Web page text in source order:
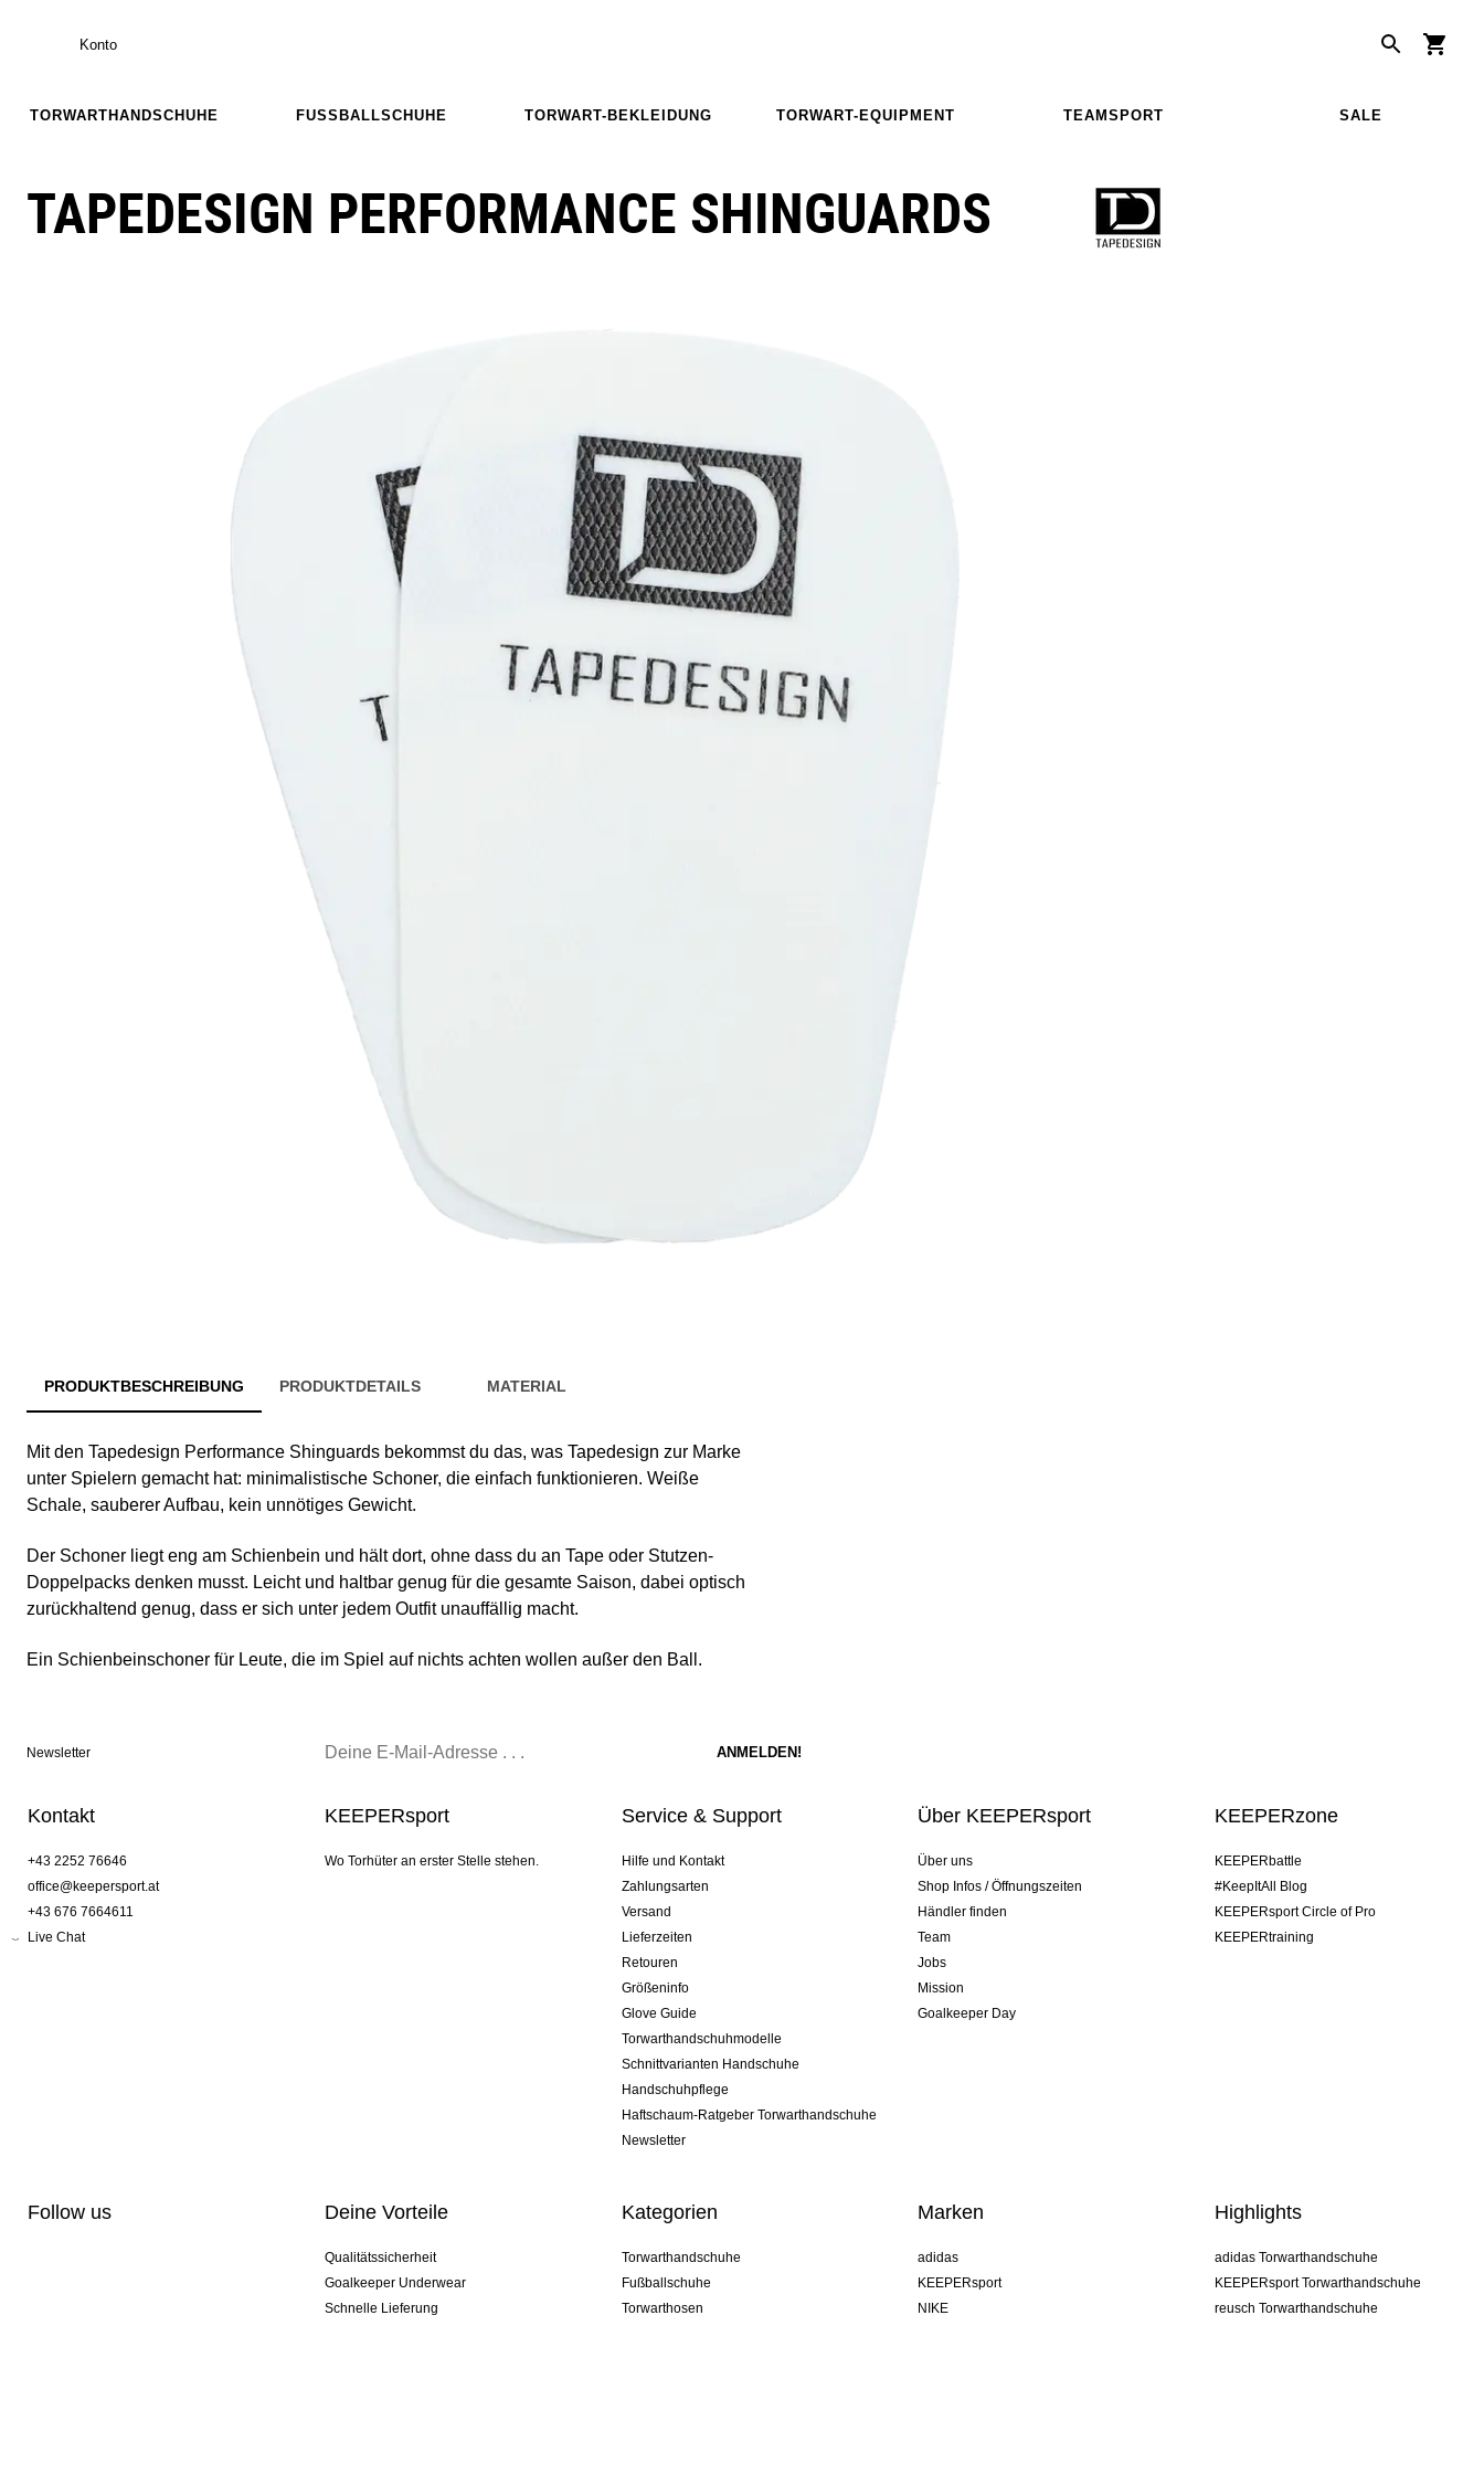
Konto
TORWARTHANDSCHUHE FUSSBALLSCHUHE TORWART-BEKLEIDUNG TORWART-EQUIPMENT TEAMSPORT SALE
TAPEDESIGN PERFORMANCE SHINGUARDS
PRODUKTBESCHREIBUNG PRODUKTDETAILS MATERIAL
Mit den Tapedesign Performance Shinguards bekommst du das, was Tapedesign zur Marke
unter Spielern gemacht hat: minimalistische Schoner, die einfach funktionieren. Weiße
Schale, sauberer Aufbau, kein unnötiges Gewicht.
Der Schoner liegt eng am Schienbein und hält dort, ohne dass du an Tape oder Stutzen-
Doppelpacks denken musst. Leicht und haltbar genug für die gesamte Saison, dabei optisch
zurückhaltend genug, dass er sich unter jedem Outfit unauffällig macht.
Ein Schienbeinschoner für Leute, die im Spiel auf nichts achten wollen außer den Ball.
Newsletter
Kontakt
+43 2252 76646
office@keepersport.at
+43 676 7664611
Live Chat
KEEPERsport
Wo Torhüter an erster Stelle stehen.
Service & Support
Hilfe und Kontakt
Zahlungsarten
Versand
Lieferzeiten
Retouren
Größeninfo
Glove Guide
Torwarthandschuhmodelle
Schnittvarianten Handschuhe
Handschuhpflege
Haftschaum-Ratgeber Torwarthandschuhe
Newsletter
Über KEEPERsport
Über uns
Shop Infos / Öffnungszeiten
Händler finden
Team
Jobs
Mission
Goalkeeper Day
KEEPERzone
KEEPERbattle
#KeepItAll Blog
KEEPERsport Circle of Pro
KEEPERtraining
Follow us Deine Vorteile
Qualitätssicherheit
Goalkeeper Underwear
Schnelle Lieferung
Kategorien
Torwarthandschuhe
Fußballschuhe
Torwarthosen
Marken
adidas
KEEPERsport
NIKE
Highlights
adidas Torwarthandschuhe
KEEPERsport Torwarthandschuhe
reusch Torwarthandschuhe